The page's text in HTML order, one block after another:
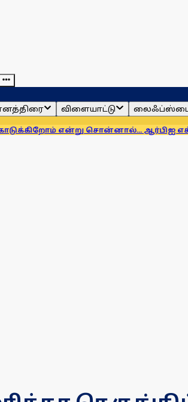
விளையாட்டு
சொன்னால்... ஆர்பிஐ எச்சரிக்கை